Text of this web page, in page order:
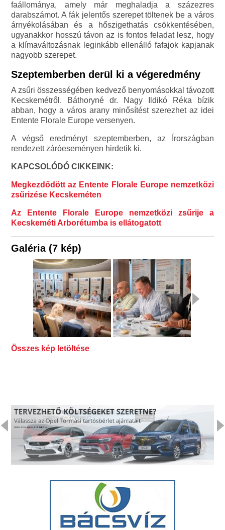
faállománya, amely már meghaladja a százezres
darabszámot. A fák jelentős szerepet töltenek be a város
árnyékolásában és a hőszigethatás csökkentésében,
ugyanakkor hosszú távon az is fontos feladat lesz, hogy
a klímaváltozásnak leginkább ellenálló fafajok kapjanak
nagyobb szerepet.
Szeptemberben derül ki a végeredmény
A zsűri összességében kedvező benyomásokkal távozott
Kecskemétről. Báthoryné dr. Nagy Ildikó Réka bízik
abban, hogy a város arany minősítést szerezhet az idei
Entente Florale Europe versenyen.
A végső eredményt szeptemberben, az Írországban
rendezett záróeseményen hirdetik ki.
KAPCSOLÓDÓ CIKKEINK:
Megkezdődött az Entente Florale Europe nemzetközi
zsűrizése Kecskeméten
Az Entente Florale Europe nemzetközi zsűrije a
Kecskeméti Arborétumba is ellátogatott
Galéria (7 kép)
Összes kép letöltése